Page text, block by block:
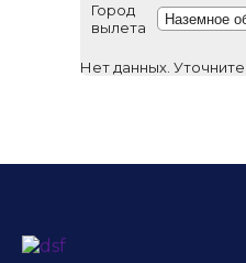
Город
вылета
Нет данных.